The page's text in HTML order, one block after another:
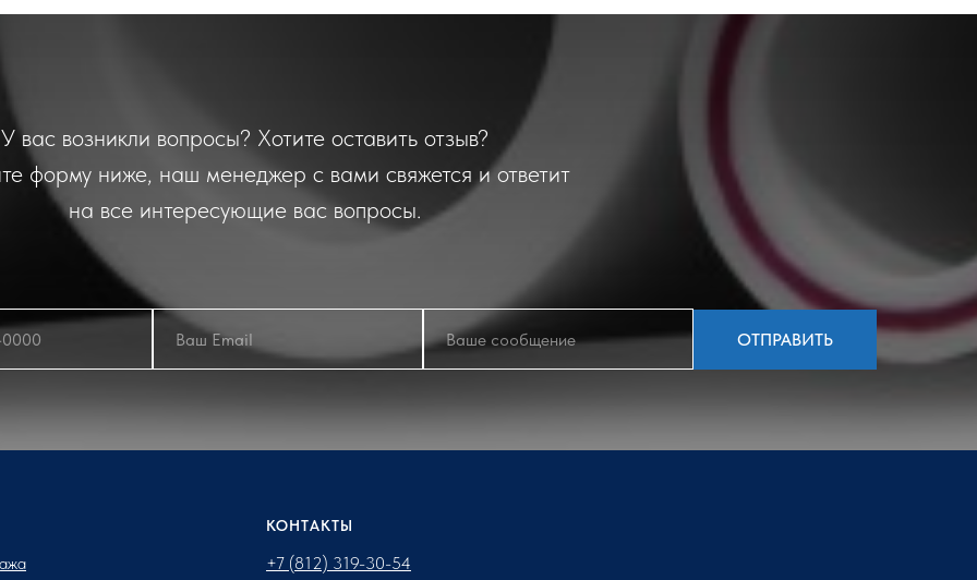
У вас возникли вопросы? Хотите оставить отзыв?
форму ниже, наш менеджер с вами свяжется и ответит
на все интересующие вас вопросы.
ОТПРАВИТЬ
КОНТАКТЫ
+7 (812) 319-30-54